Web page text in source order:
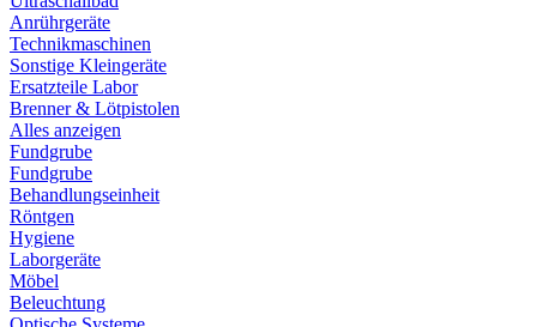
Anrührgeräte
Technikmaschinen
Sonstige Kleingeräte
Ersatzteile Labor
Brenner & Lötpistolen
Alles anzeigen
Fundgrube
Fundgrube
Behandlungseinheit
Röntgen
Hygiene
Laborgeräte
Möbel
Beleuchtung